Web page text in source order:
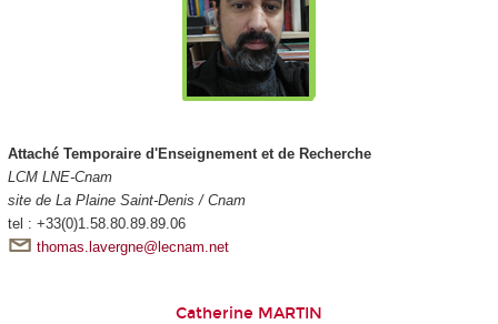
Attaché Temporaire d'Enseignement et de Recherche
LCM LNE-Cnam
site de La Plaine Saint-Denis / Cnam
tel : +33(0)1.58.80.89.89.06
thomas.lavergne@lecnam.net
Catherine MARTIN